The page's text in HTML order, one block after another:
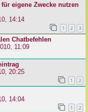
eigene Zwecke nutzen
14:14
1 2 3
Chatbefehlen
11:09
20:25
1 2
14:04
1 2